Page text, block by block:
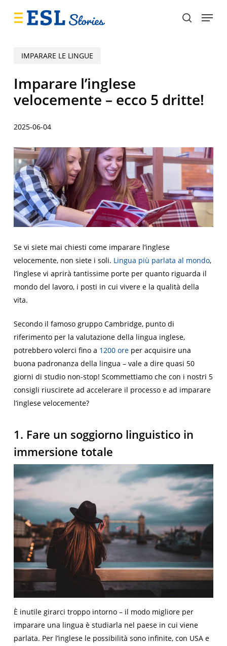
search
Menu
IMPARARE LE LINGUE
Imparare l’inglese
velocemente – ecco 5 dritte!
2025-06-04
Se vi siete mai chiesti come imparare l’inglese
velocemente, non siete i soli. Lingua più parlata al mondo,
l’inglese vi aprirà tantissime porte per quanto riguarda il
mondo del lavoro, i posti in cui vivere e la qualità della
vita.
Secondo il famoso gruppo Cambridge, punto di
riferimento per la valutazione della lingua inglese,
potrebbero volerci fino a 1200 oreper acquisire una
buona padronanza della lingua – vale a dire quasi 50
giorni di studio non-stop! Scommettiamo che con i nostri 5
consigli riuscirete ad accelerare il processo e ad imparare
l’inglese velocemente?
1. Fare un soggiorno linguistico in
immersione totale
È inutile girarci troppo intorno – il modo migliore per
imparare una lingua è studiarla nel paese in cui viene
parlata. Per l’inglese le possibilità sono infinite, con USA e